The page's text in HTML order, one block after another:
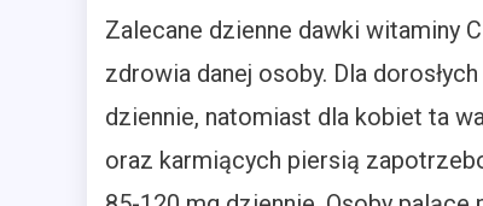
Zalecane dzienne dawki witaminy
zdrowia danej osoby. Dla
dziennie, natomiast dla kobiet ta
oraz karmiących piersią